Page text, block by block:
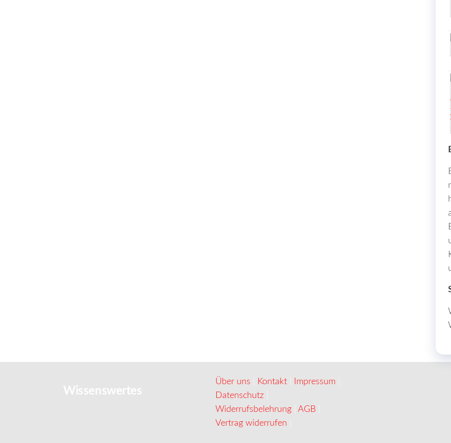
Wissenswertes
Über uns Kontakt Impressum
Datenschutz
Widerrufsbelehrung |AGB
Vertrag widerrufen